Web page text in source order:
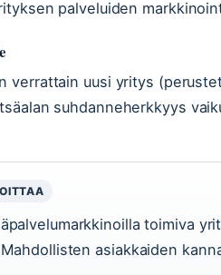
palveluiden
verrattain uusi yritys
suhdanneherkkyys
toimiva
asiakkaiden